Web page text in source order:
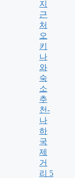
지
근
처
오
키
나
와
숙
소
추
천-
나
하
국
제
거
리 5